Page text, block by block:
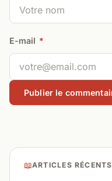
E-mail *
📖ARTICLES RÉCENTS